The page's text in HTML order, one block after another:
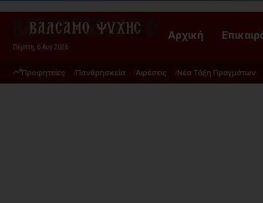
Πέμπτη, 6 Αυγ 2026
Αρχική
Προφητείες Πανθρησκεία Αιρέσεις Νέα Τάξη Πραγμάτων